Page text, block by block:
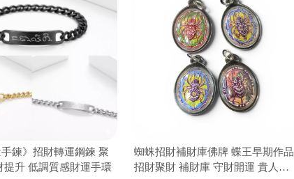
手鍊》招財轉運鋼鍊 聚
提升 低調質感財運手環
蜘蛛招財補財庫佛牌 蝶王早期作品
招財聚財 補財庫 守財開運 貴人相